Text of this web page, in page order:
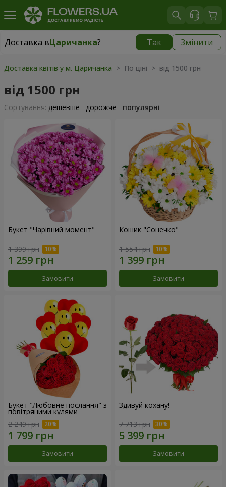
Доставка вЦаричанка? Так Змінити
Доставка вЦаричанка|
Доставка квітів у м. Царичанка > По ціні > від 1500 грн
від 1500 грн
Сортування: дешевше дорожче популярні
Букет "Чарівний момент"
1 399 грн
Замовити
Кошик "Сонечко"
1 554 грн
Замовити
Букет "Любовне послання" з
повітряними кулями
2 249 грн
Замовити
Здивуй кохану!
7 713 грн
Замовити